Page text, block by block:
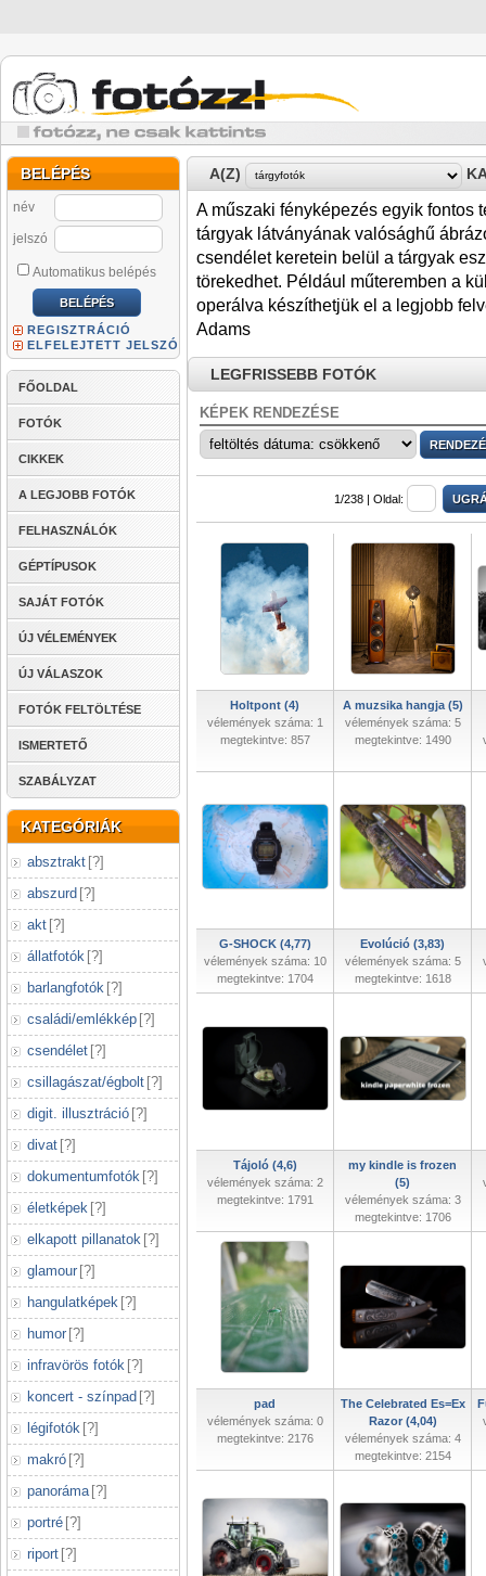
BELÉPÉS
név
jelszó
Automatikus belépés
REGISZTRÁCIÓ
ELFELEJTETT JELSZÓ
FŐOLDAL
FOTÓK
CIKKEK
A LEGJOBB FOTÓK
FELHASZNÁLÓK
GÉPTÍPUSOK
SAJÁT FOTÓK
ÚJ VÉLEMÉNYEK
ÚJ VÁLASZOK
FOTÓK FELTÖLTÉSE
ISMERTETŐ
SZABÁLYZAT
KATEGÓRIÁK
absztrakt [?]
abszurd [?]
akt [?]
állatfotók [?]
barlangfotók [?]
családi/emlékkép [?]
csendélet [?]
csillagászat/égbolt [?]
digit. illusztráció [?]
divat [?]
dokumentumfotók [?]
életképek [?]
elkapott pillanatok [?]
glamour [?]
hangulatképek [?]
humor [?]
infravörös fotók [?]
koncert - színpad [?]
légifotók [?]
makró [?]
panoráma [?]
portré [?]
riport [?]
A(Z)
A műszaki fényképezés egyik fontos
tárgyak látványának valósághű
csendélet keretein belül a tárgyak
törekedhet. Például műteremben a
operálva készíthetjük el a legjobb
Adams
LEGFRISSEBB FOTÓK
KÉPEK RENDEZÉSE
1/238 | Oldal:
Holtpont (4)
vélemények száma: 1
megtekintve: 857
A muzsika hangja (5)
vélemények száma: 5
megtekintve: 1490
G-SHOCK (4,77)
vélemények száma: 10
megtekintve: 1704
Evolúció (3,83)
vélemények száma: 5
megtekintve: 1618
Tájoló (4,6)
vélemények száma: 2
megtekintve: 1791
my kindle is frozen
(5)
vélemények száma: 3
megtekintve: 1706
pad
vélemények száma: 0
megtekintve: 2176
The Celebrated Es=Ex
Razor (4,04)
vélemények száma: 4
megtekintve: 2154